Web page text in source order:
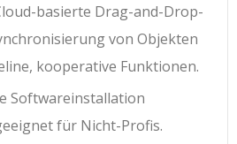
basierte Drag-and-Drop-
von Objekten
kooperative Funktionen.
Softwareinstallation
für Nicht-Profis.